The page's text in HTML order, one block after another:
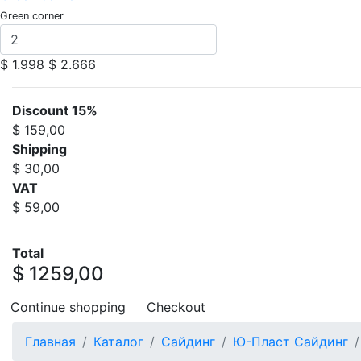
Green corner
$ 1.998 $ 2.666
Discount 15%
$ 159,00
Shipping
$ 30,00
VAT
$ 59,00
Total
$ 1259,00
Continue shopping Checkout
Главная Каталог Сайдинг Ю-Пласт Сайдинг